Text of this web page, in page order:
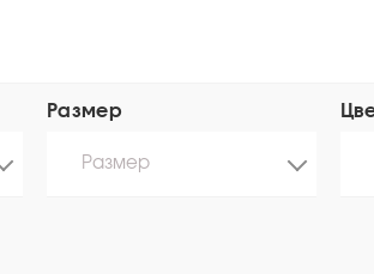
Размер
Размер